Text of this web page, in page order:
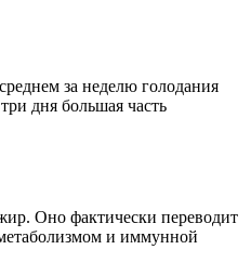
за неделю голодания
дня большая часть
Оно фактически переводит
и иммунной